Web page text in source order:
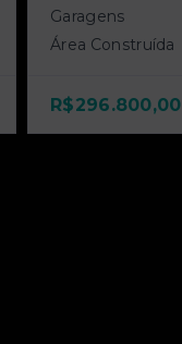
Garagens
Área Construída
R$296.800,00